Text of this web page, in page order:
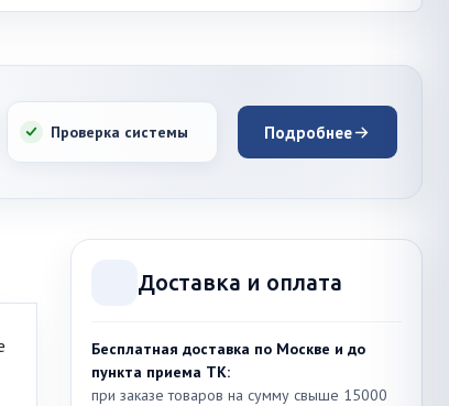
Проверка системы Подробнее
Доставка и оплата
Бесплатная доставка по Москве и до
пункта приема ТК:
при заказе товаров на сумму свыше 15000